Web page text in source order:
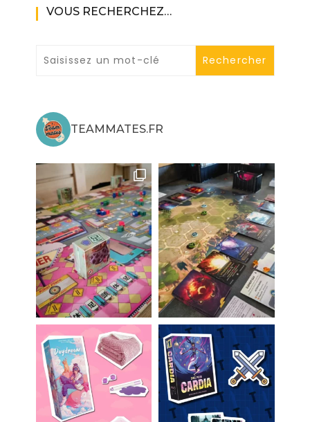
VOUS RECHERCHEZ…
TEAMMATES.FR